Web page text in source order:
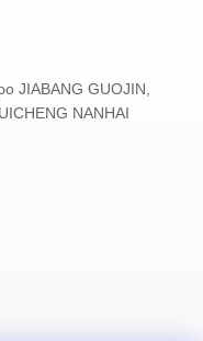
JIABANG GUOJIN,
NANHAI